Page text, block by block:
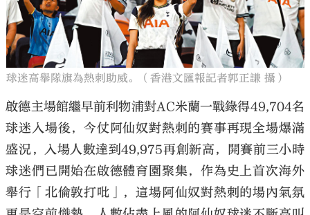
球迷高舉隊旗為熱刺助威。（香港文匯報記者郭正謙 攝）
啟德主場館繼早前利物浦對AC米蘭一戰錄得49,704名
球迷入場後，今仗阿仙奴對熱刺的賽事再現全場爆滿
盛況，入場人數達到49,975再創新高，開賽前三小時
球迷們已開始在啟德體育園聚集，作為史上首次海外
舉行「北倫敦打吡」，這場阿仙奴對熱刺的場內氣氛